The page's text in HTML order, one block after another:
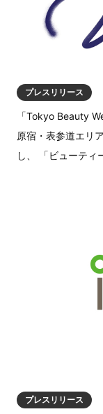
プレスリリース
「Tokyo Beauty
原宿・表参道エリ
し、 「ビューティ
プレスリリース